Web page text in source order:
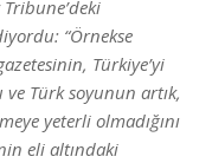
“Örnekse
Türkiye’yi
Türk soyunun artık,
yeterli olmadığını
eli altındaki